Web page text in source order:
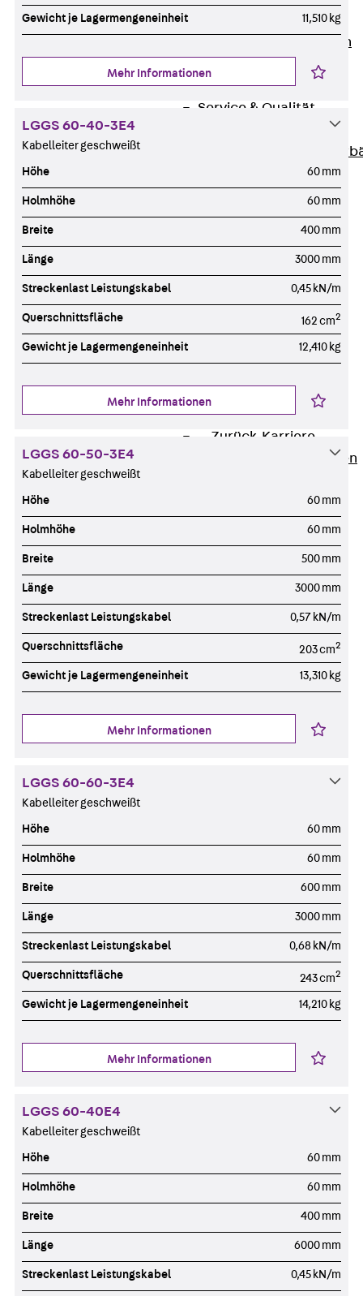
Unternehmen
Unternehmen
Werte & Philosophie
Service & Qualität
Mitgliedschaften &
Aktuelles
News
Kontakt
Ansprechpersonen
Technische Beratung
Karriere
Zurück Karriere
Stellenausschreibungen
Gewicht je Lagermengeneinheit 11,510 kg
Mehr Informationen
LGGS 60-40-3E4
Kabelleiter geschweißt
Höhe 60 mm
Holmhöhe 60 mm
Breite 400 mm
Länge 3000 mm
Streckenlast Leistungskabel 0,45 kN/m
Querschnittsfläche 162 cm2
Gewicht je Lagermengeneinheit 12,410 kg
Mehr Informationen
LGGS 60-50-3E4
Kabelleiter geschweißt
Höhe 60 mm
Holmhöhe 60 mm
Breite 500 mm
Länge 3000 mm
Streckenlast Leistungskabel 0,57 kN/m
Querschnittsfläche 203 cm2
Gewicht je Lagermengeneinheit 13,310 kg
Mehr Informationen
LGGS 60-60-3E4
Kabelleiter geschweißt
Höhe 60 mm
Holmhöhe 60 mm
Breite 600 mm
Länge 3000 mm
Streckenlast Leistungskabel 0,68 kN/m
Querschnittsfläche 243 cm2
Gewicht je Lagermengeneinheit 14,210 kg
Mehr Informationen
LGGS 60-40E4
Kabelleiter geschweißt
Höhe 60 mm
Holmhöhe 60 mm
Breite 400 mm
Länge 6000 mm
Streckenlast Leistungskabel 0,45 kN/m